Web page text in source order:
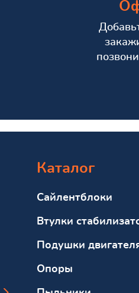
Каталог
Сайлентблоки
Втулки
Подушки
Опоры